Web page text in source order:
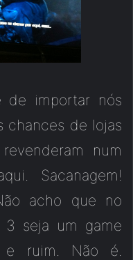
de importar nós
chances de lojas
num
Sacanagem!
acho que no
seja um game
e ruim. Não é.